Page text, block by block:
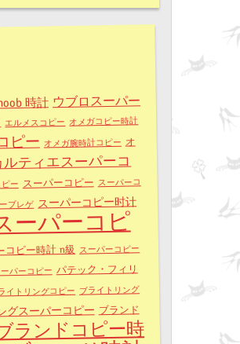
時計 ウブロスーパー
エルメスコピー オメガコピー時計
ピー オメガ腕時計コピー オ
ルティエスーパーコ
ー スーパーコピー スーパーコ
ブレゲ スーパーコピー时计
ーパーコピ
コピー時計 n級 スーパーコピー
パーコピー パテック・フィリ
イトリングコピー ブライトリング
グスーパーコピー ブランド
ランドコピー時